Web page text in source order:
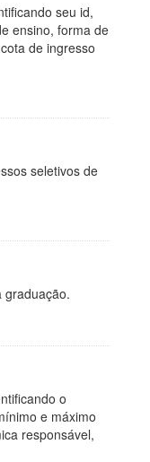
seu id,
ensino, forma de
de ingresso
seletivos de
graduação.
o
e máximo
responsável,